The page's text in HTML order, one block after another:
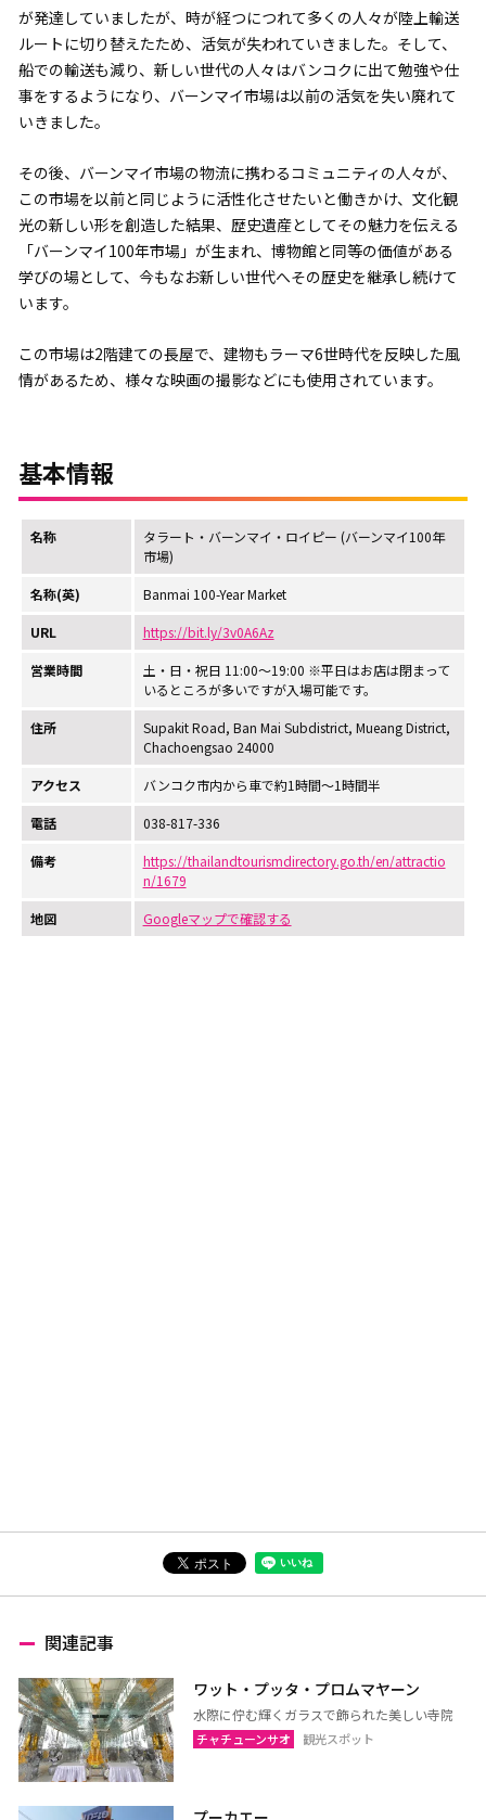
が発達していましたが、時が経つにつれて多くの人々が陸上輸送
ルートに切り替えたため、活気が失われていきました。そして、
船での輸送も減り、新しい世代の人々はバンコクに出て勉強や仕
事をするようになり、バーンマイ市場は以前の活気を失い廃れて
いきました。
その後、バーンマイ市場の物流に携わるコミュニティの人々が、
この市場を以前と同じように活性化させたいと働きかけ、文化観
光の新しい形を創造した結果、歴史遺産としてその魅力を伝える
「バーンマイ100年市場」が生まれ、博物館と同等の価値がある
学びの場として、今もなお新しい世代へその歴史を継承し続けて
います。
この市場は2階建ての長屋で、建物もラーマ6世時代を反映した風
情があるため、様々な映画の撮影などにも使用されています。
基本情報
名称
タラート・バーンマイ・ロイピー (バーンマイ100年
市場)
名称(英) Banmai 100-Year Market
URL https://bit.ly/3v0A6Az
営業時間
土・日・祝日 11:00～19:00 ※平日はお店は閉まって
いるところが多いですが入場可能です。
住所
Supakit Road, Ban Mai Subdistrict, Mueang District,
Chachoengsao 24000
アクセス バンコク市内から車で約1時間～1時間半
電話 038-817-336
備考
https://thailandtourismdirectory.go.th/en/attractio
n/1679
地図 Googleマップで確認する
関連記事
ワット・プッタ・プロムマヤーン
水際に佇む輝くガラスで飾られた美しい寺院
チャチューンサオ 観光スポット